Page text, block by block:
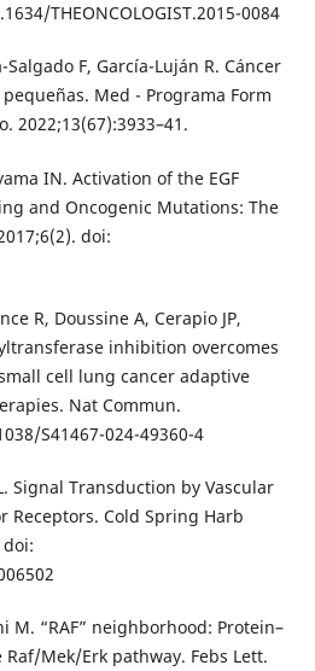
THEONCOLOGIST.2015-0084
Salgado F, García-Luján R. Cáncer
Med - Programa Form
2022;13(67):3933–41.
IN. Activation of the EGF
and Oncogenic Mutations: The
doi:
R, Doussine A, Cerapio JP,
inhibition overcomes
cell lung cancer adaptive
Nat Commun.
S41467-024-49360-4
Signal Transduction by Vascular
Receptors. Cold Spring Harb
M. “RAF” neighborhood: Protein–
Mek/Erk pathway. Febs Lett.